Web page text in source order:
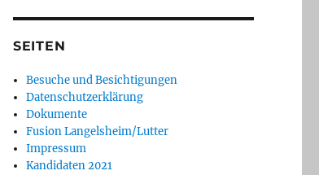
SEITEN
Besuche und Besichtigungen
Datenschutzerklärung
Dokumente
Fusion Langelsheim/Lutter
Impressum
Kandidaten 2021